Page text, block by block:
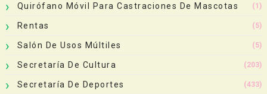
Quirófano Móvil Para Castraciones De Mascotas (1)
Rentas (5)
Salón De Usos Múltiles (5)
Secretaría De Cultura (203)
Secretaría De Deportes (433)